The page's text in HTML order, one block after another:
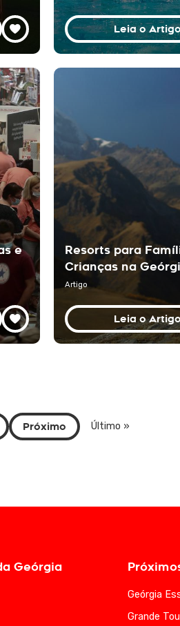
Leia o
e
Resorts para
Crianças na
Artigo
Leia o
Próximo Último »
Geórgia
Geórgia
Grande